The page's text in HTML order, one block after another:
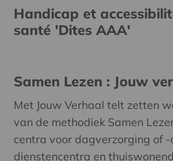
Handicap et
santé 'Dites AAA'
Samen Lezen : Jouw
Met Jouw Verhaal telt zetten
van de methodiek Samen
centra voor dagverzorging of
dienstencentra en